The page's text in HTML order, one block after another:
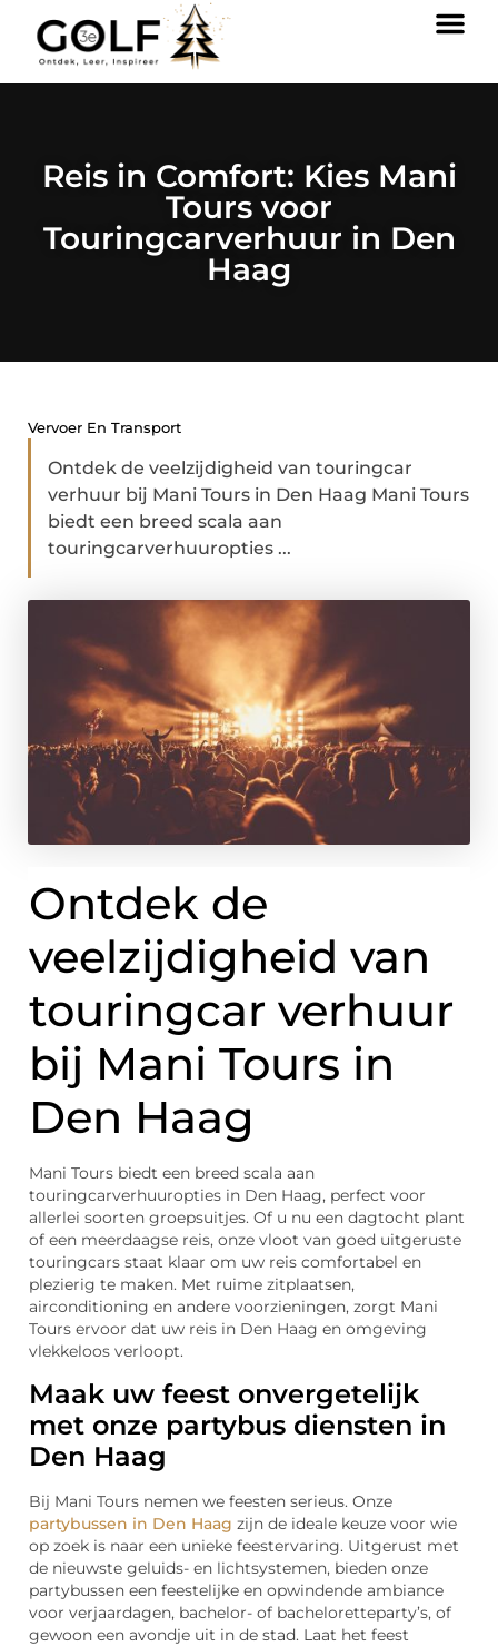
Reis in Comfort: Kies Mani
Tours voor
Touringcarverhuur in Den
Haag
Vervoer En Transport
Ontdek de veelzijdigheid van touringcar
verhuur bij Mani Tours in Den Haag Mani Tours
biedt een breed scala aan
touringcarverhuuropties ...
Ontdek de
veelzijdigheid van
touringcar verhuur
bij Mani Tours in
Den Haag
Mani Tours biedt een breed scala aan
touringcarverhuuropties in Den Haag, perfect voor
allerlei soorten groepsuitjes. Of u nu een dagtocht plant
of een meerdaagse reis, onze vloot van goed uitgeruste
touringcars staat klaar om uw reis comfortabel en
plezierig te maken. Met ruime zitplaatsen,
airconditioning en andere voorzieningen, zorgt Mani
Tours ervoor dat uw reis in Den Haag en omgeving
vlekkeloos verloopt.
Maak uw feest onvergetelijk
met onze partybus diensten in
Den Haag
Bij Mani Tours nemen we feesten serieus. Onze
partybussen in Den Haag zijn de ideale keuze voor wie
op zoek is naar een unieke feestervaring. Uitgerust met
de nieuwste geluids- en lichtsystemen, bieden onze
partybussen een feestelijke en opwindende ambiance
voor verjaardagen, bachelor- of bacheloretteparty’s, of
gewoon een avondje uit in de stad. Laat het feest